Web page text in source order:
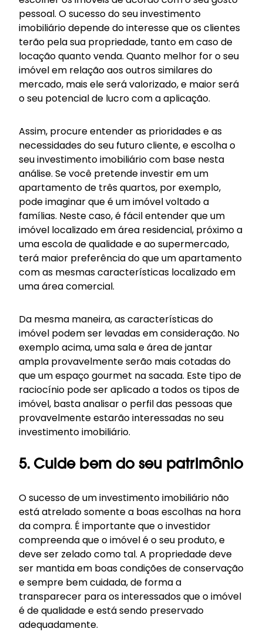
pessoal. O sucesso do seu investimento
imobiliário depende do interesse que os clientes
terão pela sua propriedade, tanto em caso de
locação quanto venda. Quanto melhor for o seu
imóvel em relação aos outros similares do
mercado, mais ele será valorizado, e maior será
o seu potencial de lucro com a aplicação.
Assim, procure entender as prioridades e as
necessidades do seu futuro cliente, e escolha o
seu investimento imobiliário com base nesta
análise. Se você pretende investir em um
apartamento de três quartos, por exemplo,
pode imaginar que é um imóvel voltado a
famílias. Neste caso, é fácil entender que um
imóvel localizado em área residencial, próximo a
uma escola de qualidade e ao supermercado,
terá maior preferência do que um apartamento
com as mesmas características localizado em
uma área comercial.
Da mesma maneira, as características do
imóvel podem ser levadas em consideração. No
exemplo acima, uma sala e área de jantar
ampla provavelmente serão mais cotadas do
que um espaço gourmet na sacada. Este tipo de
raciocínio pode ser aplicado a todos os tipos de
imóvel, basta analisar o perfil das pessoas que
provavelmente estarão interessadas no seu
investimento imobiliário.
5. Cuide bem do seu patrimônio
O sucesso de um investimento imobiliário não
está atrelado somente a boas escolhas na hora
da compra. É importante que o investidor
compreenda que o imóvel é o seu produto, e
deve ser zelado como tal. A propriedade deve
ser mantida em boas condições de conservação
e sempre bem cuidada, de forma a
transparecer para os interessados que o imóvel
é de qualidade e está sendo preservado
adequadamente.